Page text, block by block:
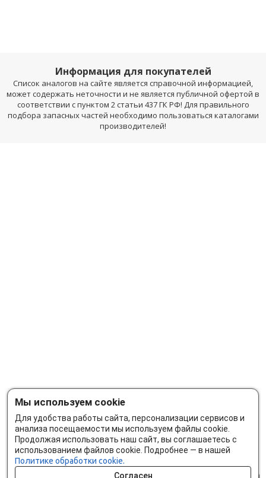
Информация для покупателей
Список аналогов на сайте является справочной информацией,
может содержать неточности и не является публичной офертой в
соответствии с пунктом 2 статьи 437 ГК РФ! Для правильного
подбора запасных частей необходимо пользоваться каталогами
производителей!
Мы используем cookie
Для удобства работы сайта, персонализации сервисов и
анализа посещаемости мы используем файлы cookie.
Продолжая использовать наш сайт, вы соглашаетесь с
использованием файлов cookie. Подробнее — в нашей
Политике обработки cookie.
Согласен